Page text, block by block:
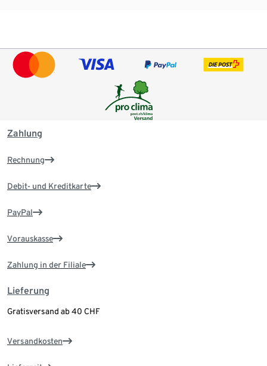
Zahlung
Rechnung
Debit- und Kreditkarte
PayPal
Vorauskasse
Zahlung in der Filiale
Lieferung
Gratisversand ab 40 CHF
Versandkosten